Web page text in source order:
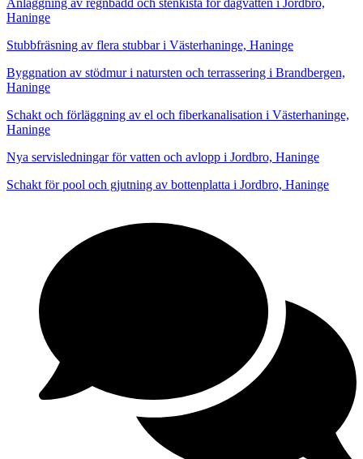
Anläggning av regnbädd och stenkista för dagvatten i Jordbro,
Haninge
Stubbfräsning av flera stubbar i Västerhaninge, Haninge
Byggnation av stödmur i natursten och terrassering i Brandbergen,
Haninge
Schakt och förläggning av el och fiberkanalisation i Västerhaninge,
Haninge
Nya servisledningar för vatten och avlopp i Jordbro, Haninge
Schakt för pool och gjutning av bottenplatta i Jordbro, Haninge